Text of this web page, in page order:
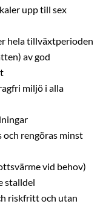
upp till sex
hela tillväxtperioden
av god
miljö i alla
rengöras minst
vid behov)
stalldel
riskfritt och utan